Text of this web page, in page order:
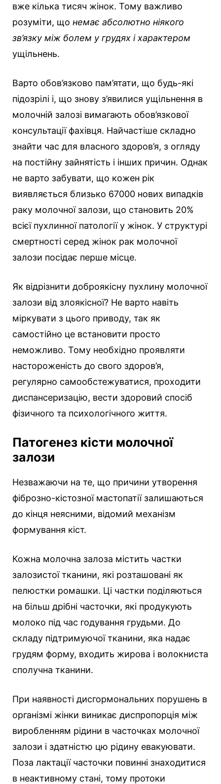
вже кілька тисяч жінок. Тому важливо
розуміти, що немає абсолютно ніякого
зв’язку між болем у грудях і характером
ущільнень.
Варто обов’язково пам’ятати, що будь-які
підозрілі і, що знову з’явилися ущільнення в
молочній залозі вимагають обов’язкової
консультації фахівця. Найчастіше складно
знайти час для власного здоров’я, з огляду
на постійну зайнятість і інших причин. Однак
не варто забувати, що кожен рік
виявляється близько 67000 нових випадків
раку молочної залози, що становить 20%
всієї пухлинної патології у жінок. У структурі
смертності серед жінок рак молочної
залози посідає перше місце.
Як відрізнити доброякісну пухлину молочної
залози від злоякісної? Не варто навіть
міркувати з цього приводу, так як
самостійно це встановити просто
неможливо. Тому необхідно проявляти
настороженість до свого здоров’я,
регулярно самообстежуватися, проходити
диспансеризацію, вести здоровий спосіб
фізичного та психологічного життя.
Патогенез кісти молочної
залози
Незважаючи на те, що причини утворення
фіброзно-кістозної мастопатії залишаються
до кінця неясними, відомий механізм
формування кіст.
Кожна молочна залоза містить частки
залозистої тканини, які розташовані як
пелюстки ромашки. Ці частки поділяються
на більш дрібні часточки, які продукують
молоко під час годування грудьми. До
складу підтримуючої тканини, яка надає
грудям форму, входить жирова і волокниста
сполучна тканини.
При наявності дисгормональних порушень в
організмі жінки виникає диспропорція між
виробленням рідини в часточках молочної
залози і здатністю цю рідину евакуювати.
Поза лактації часточки повинні знаходитися
в неактивному стані, тому протоки